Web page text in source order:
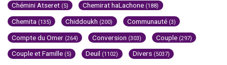
Chémini Atseret (5) Chemirat haLachone (188)
Chemita (135) Chiddoukh (200) Communauté (3)
Compte du Omer (264) Conversion (303) Couple (297)
Couple et Famille (5) Deuil (1102) Divers (5037)